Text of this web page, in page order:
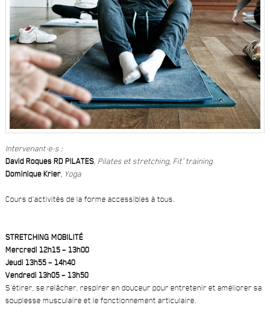
Intervenant·e·s :
David Roques RD PILATES, Pilates et stretching, Fit’ training
Dominique Krier, Yoga
Cours d’activités de la forme accessibles à tous.
STRETCHING MOBILITÉ
Mercredi 12h15 – 13h00
Jeudi 13h55 – 14h40
Vendredi 13h05 – 13h50
S’étirer, se relâcher, respirer en douceur pour entretenir et améliorer sa
souplesse musculaire et le fonctionnement articulaire.